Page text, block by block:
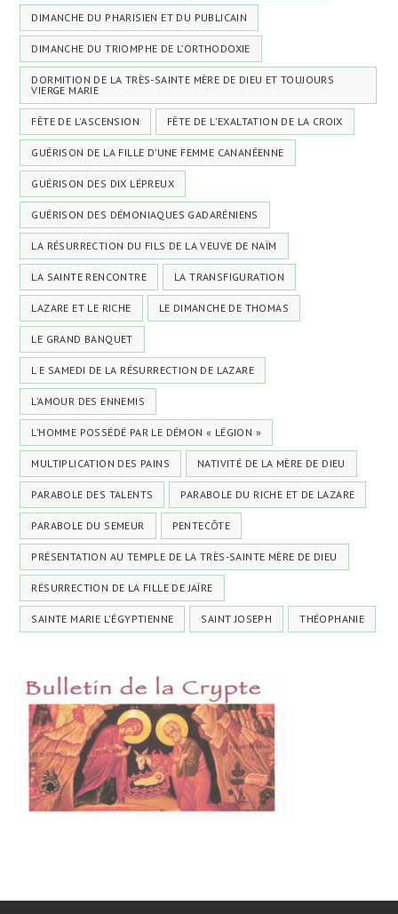
DIMANCHE DU PHARISIEN ET DU PUBLICAIN
DIMANCHE DU TRIOMPHE DE L’ORTHODOXIE
DORMITION DE LA TRÈS-SAINTE MÈRE DE DIEU ET TOUJOURS
VIERGE MARIE
FÊTE DE L'ASCENSION FÊTE DE L'EXALTATION DE LA CROIX
GUÉRISON DE LA FILLE D’UNE FEMME CANANÉENNE
GUÉRISON DES DIX LÉPREUX
GUÉRISON DES DÉMONIAQUES GADARÉNIENS
LA RÉSURRECTION DU FILS DE LA VEUVE DE NAÏM
LA SAINTE RENCONTRE LA TRANSFIGURATION
LAZARE ET LE RICHE LE DIMANCHE DE THOMAS
LE GRAND BANQUET
L E SAMEDI DE LA RÉSURRECTION DE LAZARE
L’AMOUR DES ENNEMIS
L’HOMME POSSÉDÉ PAR LE DÉMON « LÉGION »
MULTIPLICATION DES PAINS NATIVITÉ DE LA MÈRE DE DIEU
PARABOLE DES TALENTS PARABOLE DU RICHE ET DE LAZARE
PARABOLE DU SEMEUR PENTECÔTE
PRÉSENTATION AU TEMPLE DE LA TRÈS-SAINTE MÈRE DE DIEU
RÉSURRECTION DE LA FILLE DE JAÏRE
SAINTE MARIE L'ÉGYPTIENNE SAINT JOSEPH THÉOPHANIE